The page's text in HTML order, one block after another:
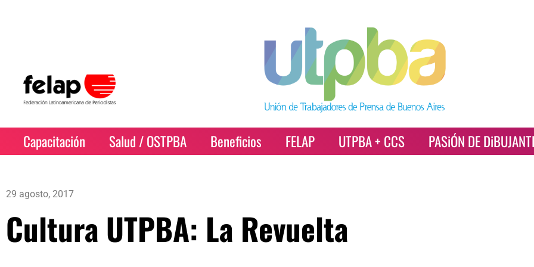
Capacitación Salud / OSTPBA Beneficios FELAP UTPBA + CCS PASiÓN DE
29 agosto, 2017
Cultura UTPBA: La Revuelta